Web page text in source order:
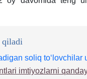
qiladi
soliq toʻlovchilar
imtiyozlarni